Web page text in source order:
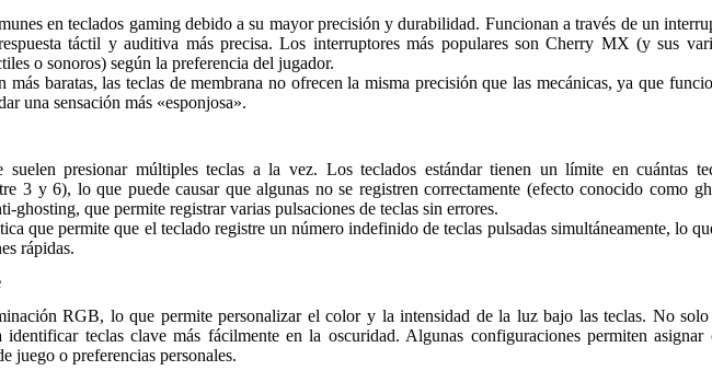
en teclados gaming debido a su mayor precisión y durabilidad. Funcionan a través de un
táctil y auditiva más precisa. Los interruptores más populares son Cherry MX (y sus
o sonoros) según la preferencia del jugador.
más baratas, las teclas de membrana no ofrecen la misma precisión que las mecánicas, ya que
una sensación más «esponjosa».
presionar múltiples teclas a la vez. Los teclados estándar tienen un límite en cuántas
3 y 6), lo que puede causar que algunas no se registren correctamente (efecto conocido como
ghosting, que permite registrar varias pulsaciones de teclas sin errores.
que permite que el teclado registre un número indefinido de teclas pulsadas simultáneamente, lo
rápidas.
RGB, lo que permite personalizar el color y la intensidad de la luz bajo las teclas. No solo
teclas clave más fácilmente en la oscuridad. Algunas configuraciones permiten asignar
juego o preferencias personales.